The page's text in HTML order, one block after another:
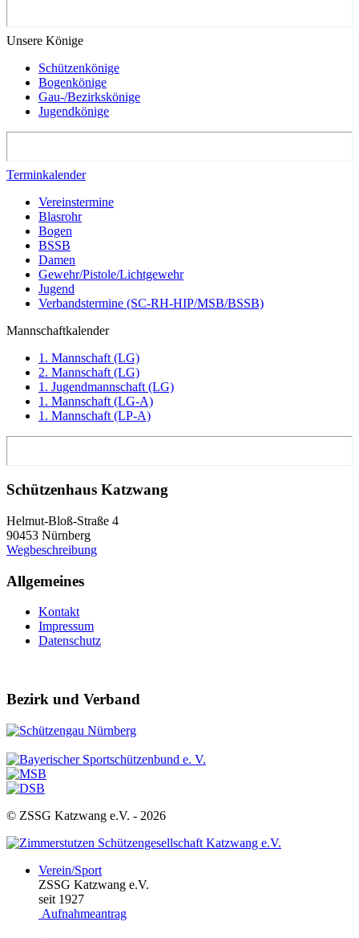
Unsere Könige
Schützenkönige
Bogenkönige
Gau-/Bezirkskönige
Jugendkönige
Terminkalender
Vereinstermine
Blasrohr
Bogen
BSSB
Damen
Gewehr/Pistole/Lichtgewehr
Jugend
Verbandstermine (SC-RH-HIP/MSB/BSSB)
Mannschaftkalender
1. Mannschaft (LG)
2. Mannschaft (LG)
1. Jugendmannschaft (LG)
1. Mannschaft (LG-A)
1. Mannschaft (LP-A)
Schützenhaus Katzwang
Helmut-Bloß-Straße 4
90453 Nürnberg
Wegbeschreibung
Allgemeines
Kontakt
Impressum
Datenschutz
Bezirk und Verband
© ZSSG Katzwang e.V. - 2026
Verein/Sport
ZSSG Katzwang e.V.
seit 1927
Aufnahmeantrag